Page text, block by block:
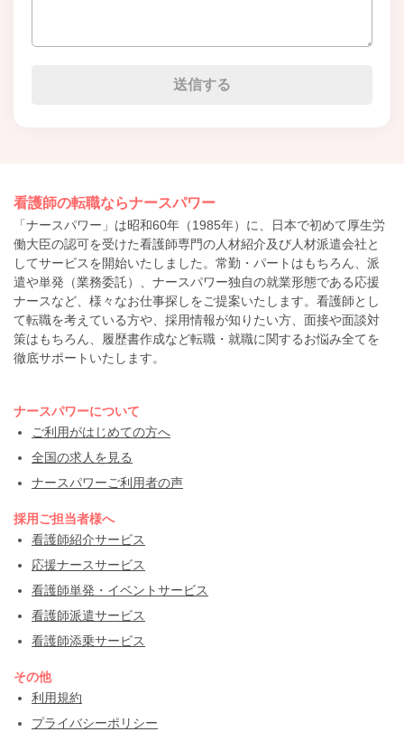
看護師の転職ならナースパワー
「ナースパワー」は昭和60年（1985年）に、日本で初めて厚生労
働大臣の認可を受けた看護師専門の人材紹介及び人材派遣会社と
してサービスを開始いたしました。常勤・パートはもちろん、派
遣や単発（業務委託）、ナースパワー独自の就業形態である応援
ナースなど、様々なお仕事探しをご提案いたします。看護師とし
て転職を考えている方や、採用情報が知りたい方、面接や面談対
策はもちろん、履歴書作成など転職・就職に関するお悩み全てを
徹底サポートいたします。
ナースパワーについて
ご利用がはじめての方へ
全国の求人を見る
ナースパワーご利用者の声
採用ご担当者様へ
看護師紹介サービス
応援ナースサービス
看護師単発・イベントサービス
看護師派遣サービス
看護師添乗サービス
その他
利用規約
プライバシーポリシー